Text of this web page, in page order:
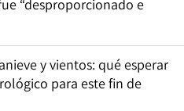
“desproporcionado e
y vientos: qué esperar
para este fin de